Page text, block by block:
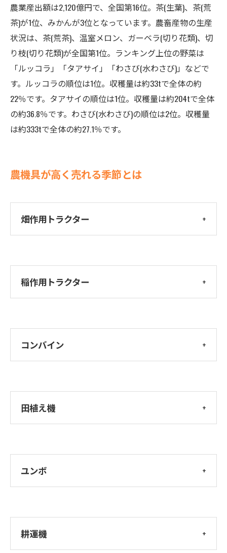
農業産出額は2,120億円で、全国第16位。茶(生葉)、茶(荒
茶)が1位、みかんが3位となっています。農畜産物の生産
状況は、茶(荒茶)、温室メロン、ガーベラ(切り花類)、切
り枝(切り花類)が全国第1位。ランキング上位の野菜は
「ルッコラ」「タアサイ」「わさび(水わさび)」などで
す。ルッコラの順位は1位。収穫量は約33tで全体の約
22％です。タアサイの順位は1位。収穫量は約204tで全体
の約36.8％です。わさび(水わさび)の順位は2位。収穫量
は約333tで全体の約27.1％です。
農機具が高く売れる季節とは
畑作用トラクター
稲作用トラクター
コンバイン
田植え機
ユンボ
耕運機